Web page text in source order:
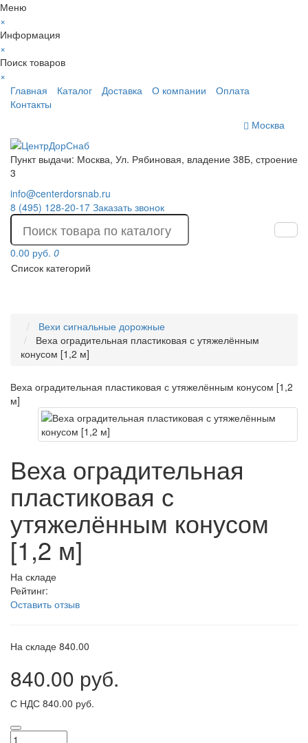
Меню
×
Информация
×
Поиск товаров
×
Главная
Каталог Доставка О компании
Оплата
Контакты
Москва
Пункт выдачи: Москва, Ул. Рябиновая, владение 38Б, строение
3
info@centerdorsnab.ru
8 (495) 128-20-17 Заказать звонок
0.00 руб. 0
Список категорий
Вехи сигнальные дорожные
Веха оградительная пластиковая с утяжелённым
конусом [1,2 м]
Веха оградительная пластиковая с утяжелённым конусом [1,2
м]
Веха оградительная
пластиковая с
утяжелённым конусом
[1,2 м]
На складе
Рейтинг:
Оставить отзыв
На складе 840.00
840.00 руб.
С НДС 840.00 руб.